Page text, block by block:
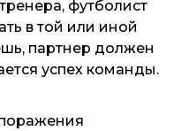
футболист
в той или иной
партнер должен
успех команды.